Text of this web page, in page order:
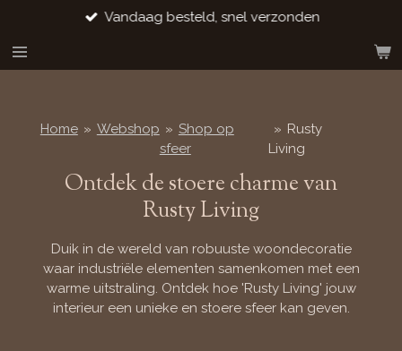
naar
Vandaag besteld, snel verzonden
Home » Webshop » Shop op
sfeer
» Rusty
Living
Ontdek de stoere charme van
Rusty Living
Duik in de wereld van robuuste woondecoratie
waar industriële elementen samenkomen met een
warme uitstraling. Ontdek hoe 'Rusty Living' jouw
interieur een unieke en stoere sfeer kan geven.